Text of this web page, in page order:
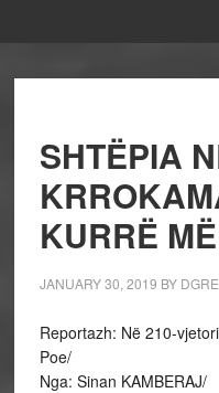
SHTËPIA
KURRË
JANUARY 30, 2019 BY
Reportazh: Në 210-
Poe/
Nga: Sinan KAMBERAJ/